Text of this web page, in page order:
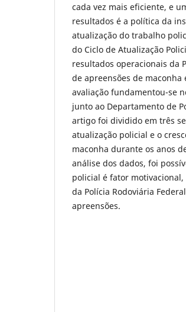
cada vez mais eficiente, e
resultados é a política da
atualização do trabalho
do Ciclo de Atualização
resultados operacionais da
de apreensões de maconha
avaliação fundamentou-se
junto ao Departamento de
artigo foi dividido em três
atualização policial e o
maconha durante os anos
análise dos dados, foi
policial é fator
da Polícia Rodoviária
apreensões.